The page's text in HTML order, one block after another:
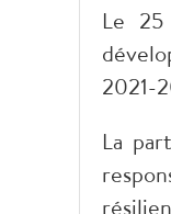
Le
2021-
La